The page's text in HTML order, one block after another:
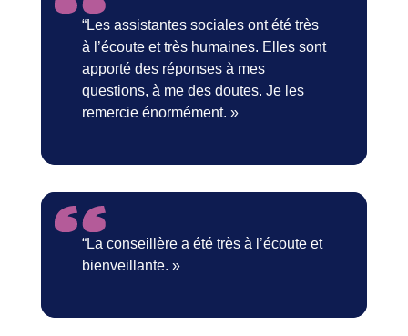
“Les assistantes sociales ont été très
à l’écoute et très humaines. Elles sont
apporté des réponses à mes
questions, à me des doutes. Je les
remercie énormément. »
“La conseillère a été très à l’écoute et
bienveillante. »